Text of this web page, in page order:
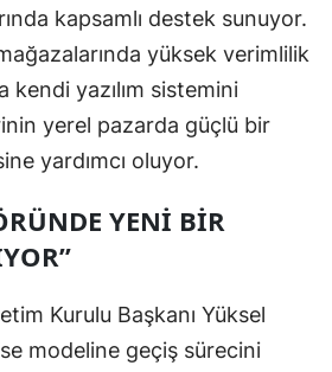
kapsamlı destek sunuyor.
yüksek verimlilik
kendi yazılım sistemini
yerel pazarda güçlü bir
yardımcı oluyor.
YENI BIR
Kurulu Başkanı Yüksel
modeline geçiş sürecini